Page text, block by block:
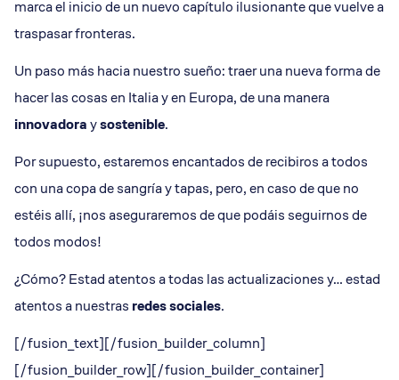
marca el inicio de un nuevo capítulo ilusionante que vuelve a
traspasar fronteras.
Un paso más hacia nuestro sueño: traer una nueva forma de
hacer las cosas en Italia y en Europa, de una manera
innovadoraysostenible.
Por supuesto, estaremos encantados de recibiros a todos
con una copa de sangría y tapas, pero, en caso de que no
estéis allí, ¡nos aseguraremos de que podáis seguirnos de
todos modos!
¿Cómo? Estad atentos a todas las actualizaciones y… estad
atentos a nuestras redes sociales.
[/fusion_text][/fusion_builder_column]
[/fusion_builder_row][/fusion_builder_container]